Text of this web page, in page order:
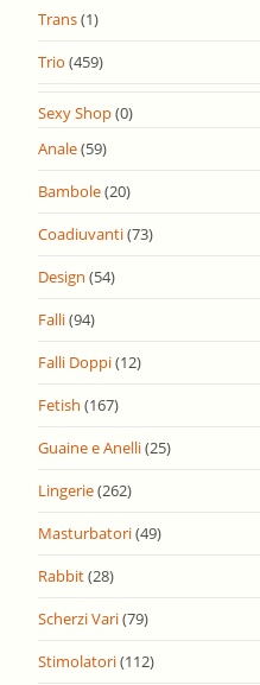
Trans(1)
Trio (459)
Sexy Shop(0)
Anale(59)
Bambole(20)
Coadiuvanti(73)
Design (54)
Falli(94)
Falli Doppi(12)
Fetish (167)
Guaine e Anelli(25)
Lingerie(262)
Masturbatori(49)
Rabbit(28)
Scherzi Vari(79)
Stimolatori(112)